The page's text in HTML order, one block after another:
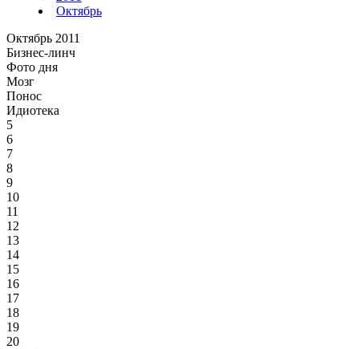
Октябрь
Октябрь 2011
Бизнес-линч
Фото дня
Мозг
Понос
Идиотека
5
6
7
8
9
10
11
12
13
14
15
16
17
18
19
20